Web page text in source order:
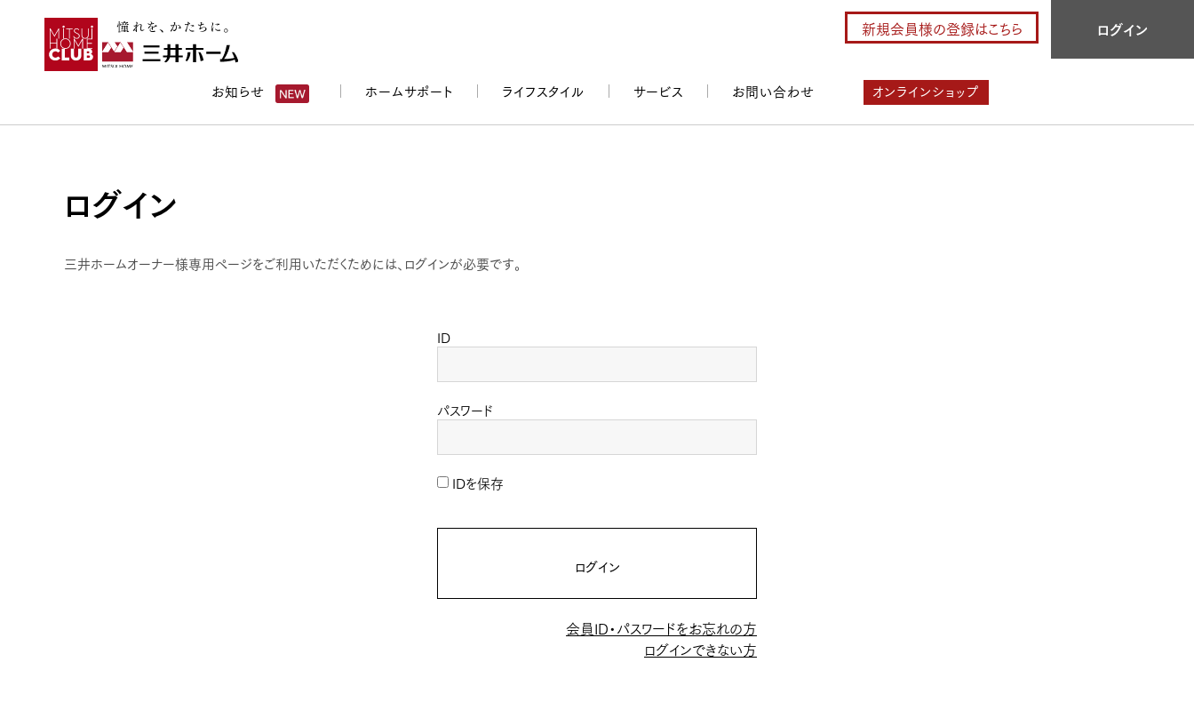
ログイン
新規会員様の登録はこちら
お知らせ ホームサポート ライフスタイル サービス お問い合わせ オンラインショップ
ログイン
三井ホームオーナー様専用ページをご利用いただくためには、ログインが必要です。
ID
パスワード
IDを保存
ログイン
会員ID・パスワードをお忘れの方
ログインできない方